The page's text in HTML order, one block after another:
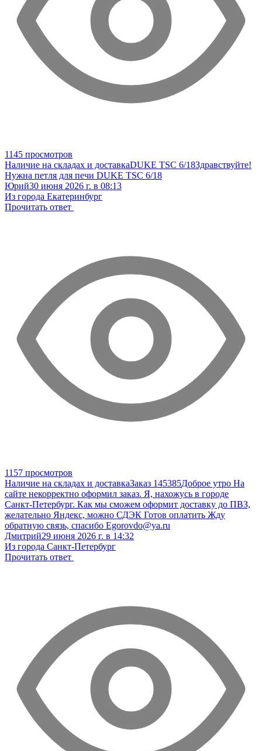
1145 просмотров
Наличие на складах и доставкаDUKE TSC 6/18Здравствуйте!
Нужна петля для печи DUKE TSC 6/18
Юрий30 июня 2026 г. в 08:13
Из города Екатеринбург
Прочитать ответ
1157 просмотров
Наличие на складах и доставкаЗаказ 145385Доброе утро На
сайте некорректно оформил заказ. Я, нахожусь в городе
Санкт-Петербург. Как мы сможем оформит доставку до ПВЗ,
желательно Яндекс, можно СДЭК Готов оплатить Жду
обратную связь, спасибо Egorovdo@ya.ru
Дмитрий29 июня 2026 г. в 14:32
Из города Санкт-Петербург
Прочитать ответ